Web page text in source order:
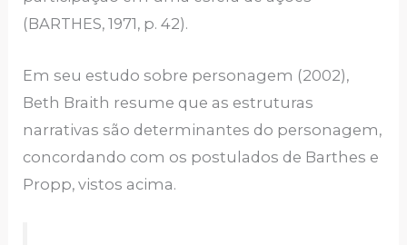
(BARTHES, 1971, p. 42).
Em seu estudo sobre personagem (2002),
Beth Braith resume que as estruturas
narrativas são determinantes do personagem,
concordando com os postulados de Barthes e
Propp, vistos acima.